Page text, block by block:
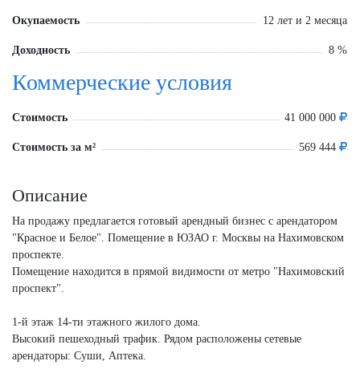
Окупаемость 12 лет и 2 месяца
Доходность 8 %
Коммерческие условия
Стоимость 41 000 000
Стоимость за м² 569 444
Описание
На продажу предлагается готовый арендный бизнес с арендатором
"Красное и Белое". Помещение в ЮЗАО г. Москвы на Нахимовском
проспекте.
Помещение находится в прямой видимости от метро "Нахимовский
проспект".
1-й этаж 14-ти этажного жилого дома.
Высокий пешеходный трафик. Рядом расположены сетевые
арендаторы: Суши, Аптека.